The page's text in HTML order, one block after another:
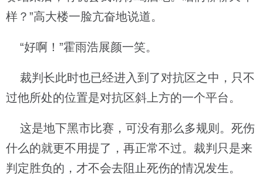
样？”高大楼一脸亢奋地说道。
“好啊！”霍雨浩展颜一笑。
裁判长此时也已经进入到了对抗区之中，只不
过他所处的位置是对抗区斜上方的一个平台。
这是地下黑市比赛，可没有那么多规则。死伤
什么的就更不用提了，再正常不过。裁判只是来
判定胜负的，才不会去阻止死伤的情况发生。